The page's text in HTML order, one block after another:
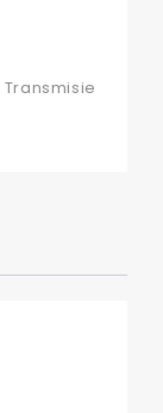
Transmisie